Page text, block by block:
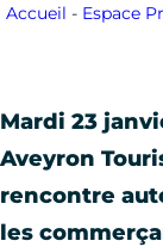
Accueil - Espace
Mardi 23
Aveyron
rencontre
les